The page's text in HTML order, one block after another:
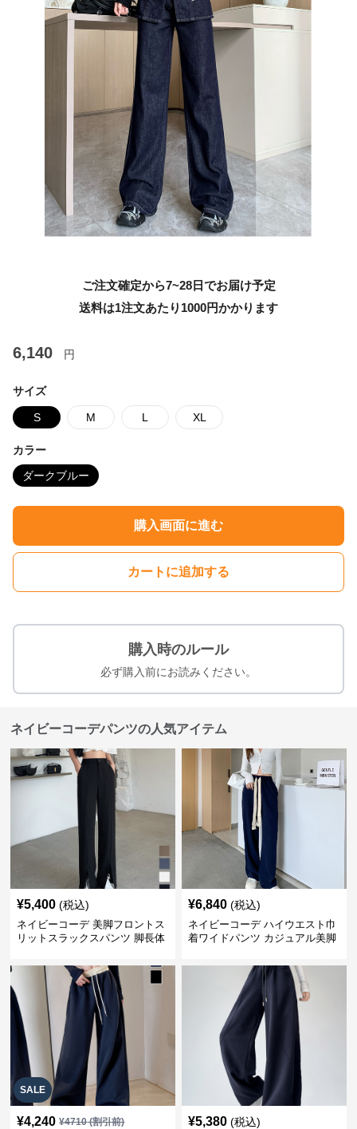
ご注文確定から7~28日でお届け予定
送料は1注文あたり 1000円かかります
6,140 円
サイズ
S M L XL
カラー
ダークブルー
購入画面に進む
カートに追加する
購入時のルール
必ず購入前にお読みください。
ネイビーコーデパンツの人気アイテム
¥5,400 (税込)
ネイビーコーデ 美脚フロントス
リットスラックスパンツ 脚長体
¥6,840 (税込)
ネイビーコーデ ハイウエスト巾
着ワイドパンツ カジュアル美脚
SALE
¥4,240 ¥4710(割引前) ¥5,380 (税込)